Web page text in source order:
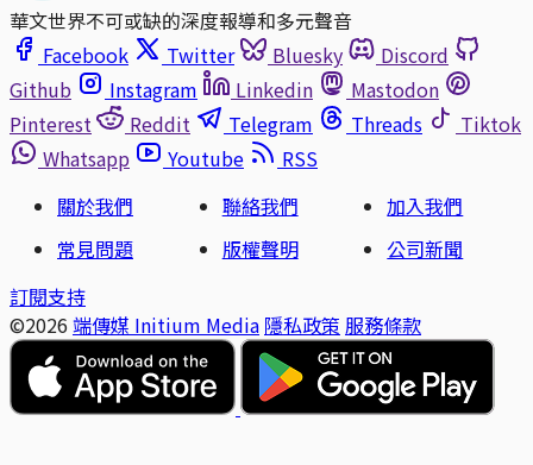
華文世界不可或缺的深度報導和多元聲音
Facebook
Twitter Bluesky
Discord
Github
Instagram Linkedin
Mastodon
Pinterest
Reddit Telegram Threads
Tiktok
Whatsapp
Youtube
RSS
關於我們
聯絡我們
加入我們
常見問題
版權聲明
公司新聞
訂閱支持
©2026 端傳媒 Initium Media 隱私政策 服務條款